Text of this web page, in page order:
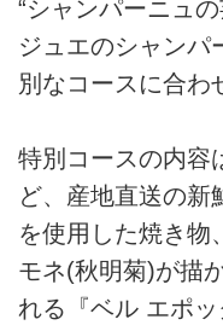
“シャンパーニュ
ジュエのシャンパ
別なコースに合わ
特別コースの内容
ど、産地直送の新
を使用した焼き物
モネ(秋明菊)が描
れる『ベル エポ